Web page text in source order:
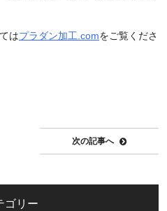
はプラダン加工.comをご覧くださ
次の記事へ
ゴリー